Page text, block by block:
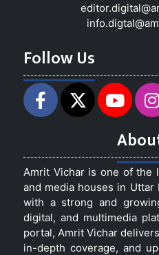
Follow Us
Amrit Vichar is one of the
and media houses in Uttar
with a strong and
digital, and multimedia
portal, Amrit Vichar
in-depth coverage, and